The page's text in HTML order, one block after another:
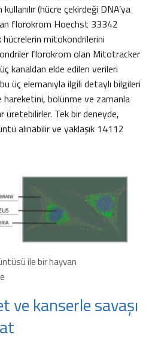
(hücre çekirdeği DNA’ya
florokrom Hoechst 33342
hücrelerin mitokondrilerini
florokrom olan Mitotracker
kanaldan elde edilen verileri
üç elemanıyla ilgili detaylı bilgileri
hareketini, bölünme ve zamanla
Tek bir deneyde,
alınabilir ve yaklaşık 14112
ile bir hayvan
ve kanserle savaşı